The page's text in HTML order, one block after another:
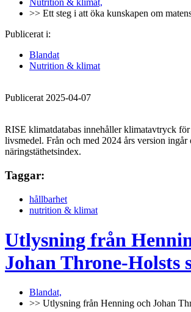
Nutrition & klimat,
>> Ett steg i att öka kunskapen om
Publicerat i:
Blandat
Nutrition & klimat
Publicerat 2025-04-07
RISE klimatdatabas innehåller klimatavtryck
livsmedel. Från och med 2024 års version ingår
näringstäthetsindex.
Taggar:
hållbarhet
nutrition & klimat
Utlysning från
Johan Throne-Holsts
Blandat,
>> Utlysning från Henning och Johan